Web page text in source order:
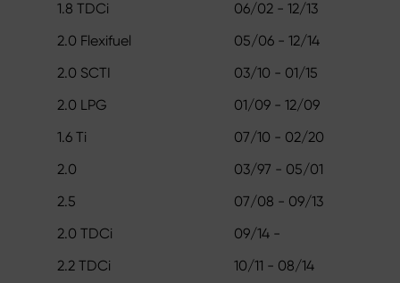
1.8 TDCi
06/02 - 12/13
2.0 Flexifuel
05/06 - 12/14
2.0 SCTI
03/10 - 01/15
2.0 LPG
01/09 - 12/09
1.6 Ti
07/10 - 02/20
2.0
03/97 - 05/01
2.5
07/08 - 09/13
2.0 TDCi
09/14 -
2.2 TDCi
10/11 - 08/14